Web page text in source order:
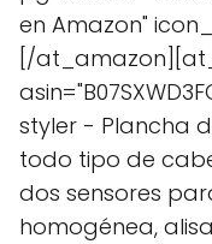
en Amazon"
[/
styler - Plancha
todo tipo de
dos sensores
homogénea,